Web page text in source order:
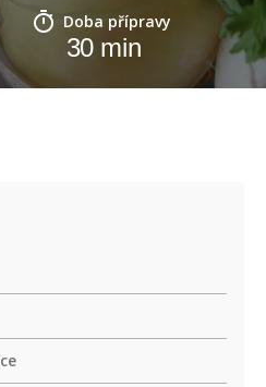
Doba přípravy
30min